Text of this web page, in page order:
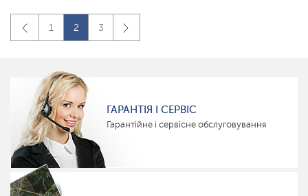
1 2 3
ГАРАНТІЯ І СЕРВІС
Гарантійне і сервісне обслуговування